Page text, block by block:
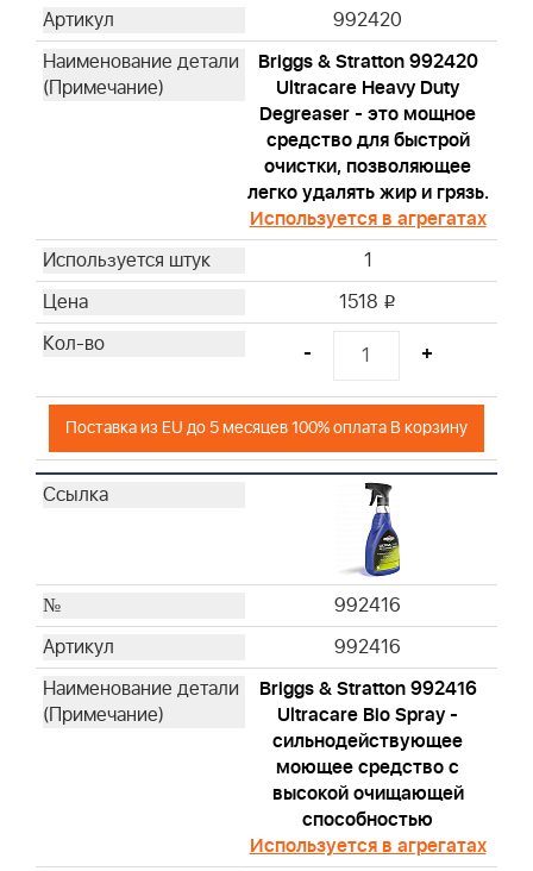
992420
Briggs & Stratton 992420
Ultracare Heavy Duty
Degreaser - это мощное
средство для быстрой
очистки, позволяющее
легко удалять жир и грязь.
Используется в агрегатах
1
1518 i
- +
Поставка из EU до 5 месяцев 100% оплата В корзину
992416
992416
Briggs & Stratton 992416
Ultracare Bio Spray -
сильнодействующее
моющее средство с
высокой очищающей
способностью
Используется в агрегатах